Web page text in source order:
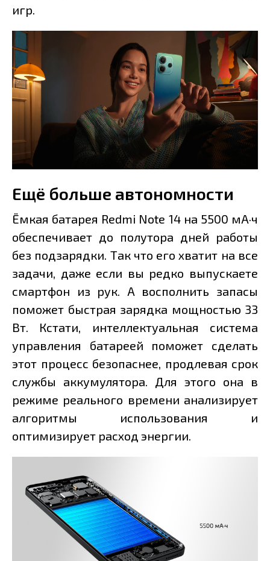
игр.
Ещё больше автономности
Ёмкая батарея Redmi Note 14 на 5500 мА·ч
обеспечивает до полутора дней работы
без подзарядки. Так что его хватит на все
задачи, даже если вы редко выпускаете
смартфон из рук. А восполнить запасы
поможет быстрая зарядка мощностью 33
Вт. Кстати, интеллектуальная система
управления батареей поможет сделать
этот процесс безопаснее, продлевая срок
службы аккумулятора. Для этого она в
режиме реального времени анализирует
алгоритмы использования и
оптимизирует расход энергии.